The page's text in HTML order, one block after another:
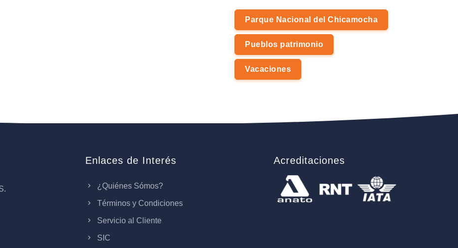
Parque Nacional del Chicamocha
Pueblos patrimonio
Vacaciones
Enlaces de Interés
¿Quiénes Sómos?
Términos y Condiciones
Servicio al Cliente
SIC
Acreditaciones